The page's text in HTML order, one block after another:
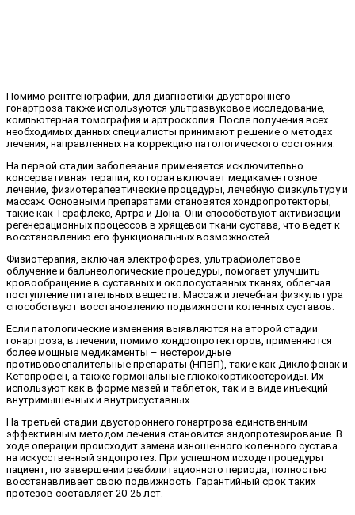
Помимо рентгенографии, для диагностики двустороннего
гонартроза также используются ультразвуковое исследование,
компьютерная томография и артроскопия. После получения всех
необходимых данных специалисты принимают решение о методах
лечения, направленных на коррекцию патологического состояния.
На первой стадии заболевания применяется исключительно
консервативная терапия, которая включает медикаментозное
лечение, физиотерапевтические процедуры, лечебную физкультуру и
массаж. Основными препаратами становятся хондропротекторы,
такие как Терафлекс, Артра и Дона. Они способствуют активизации
регенерационных процессов в хрящевой ткани сустава, что ведет к
восстановлению его функциональных возможностей.
Физиотерапия, включая электрофорез, ультрафиолетовое
облучение и бальнеологические процедуры, помогает улучшить
кровообращение в суставных и околосуставных тканях, облегчая
поступление питательных веществ. Массаж и лечебная физкультура
способствуют восстановлению подвижности коленных суставов.
Если патологические изменения выявляются на второй стадии
гонартроза, в лечении, помимо хондропротекторов, применяются
более мощные медикаменты – нестероидные
противовоспалительные препараты (НПВП), такие как Диклофенак и
Кетопрофен, а также гормональные глюкокортикостероиды. Их
используют как в форме мазей и таблеток, так и в виде инъекций –
внутримышечных и внутрисуставных.
На третьей стадии двустороннего гонартроза единственным
эффективным методом лечения становится эндопротезирование. В
ходе операции происходит замена изношенного коленного сустава
на искусственный эндопротез. При успешном исходе процедуры
пациент, по завершении реабилитационного периода, полностью
восстанавливает свою подвижность. Гарантийный срок таких
протезов составляет 20-25 лет.